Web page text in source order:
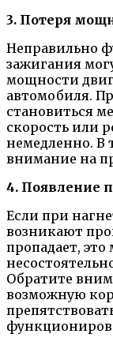
3. Потеря
Неправильно
зажигания
мощности
автомобиля.
становиться
скорость или
немедленно. В
внимание на
4. Появление
Если при
возникают
пропадает,
Обратите
возможную